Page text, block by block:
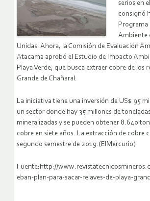
serios en
consignó
Programa
Ambiente
Unidas. Ahora, la Comisión de Evaluación
Atacama aprobó el Estudio de Impacto
Playa Verde, que busca extraer cobre de los
Grande de Chañaral.
La iniciativa tiene una inversión de US$ 95
un sector donde hay 35 millones de
mineralizadas y se pueden obtener 8.640
cobre en siete años. La extracción de cobre
segundo semestre de 2019.(ElMercurio)
Fuente:http://
eban-plan-para-sacar-relaves-de-playa-